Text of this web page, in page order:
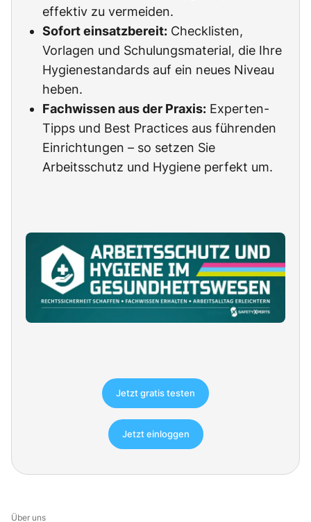
effektiv zu vermeiden.
Sofort einsatzbereit: Checklisten,
Vorlagen und Schulungsmaterial, die Ihre
Hygienestandards auf ein neues Niveau
heben.
Fachwissen aus der Praxis: Experten-
Tipps und Best Practices aus führenden
Einrichtungen – so setzen Sie
Arbeitsschutz und Hygiene perfekt um.
Jetzt gratis testen
Jetzt einloggen
Über uns